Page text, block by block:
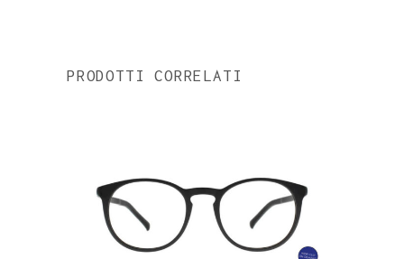
PRODOTTI CORRELATI